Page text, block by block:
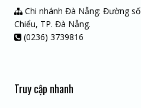
Chi nhánh Đà Nẵng: Đường
Chiểu, TP. Đà Nẵng.
(0236) 3739816
Truy cập nhanh